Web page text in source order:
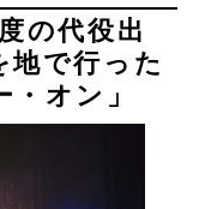
の代役出
地で行った
・オン」